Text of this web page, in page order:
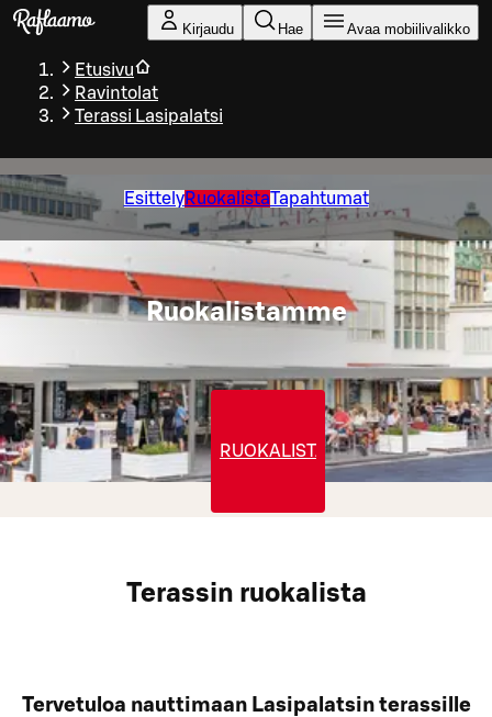
Siirry pääsisältöön
Kirjaudu Hae Avaa mobiilivalikko
Etusivu
Ravintolat
Terassi Lasipalatsi
EsittelyRuokalistaTapahtumat
Ruokalistamme
RUOKALISTA
Terassin ruokalista
Tervetuloa nauttimaan Lasipalatsin terassille